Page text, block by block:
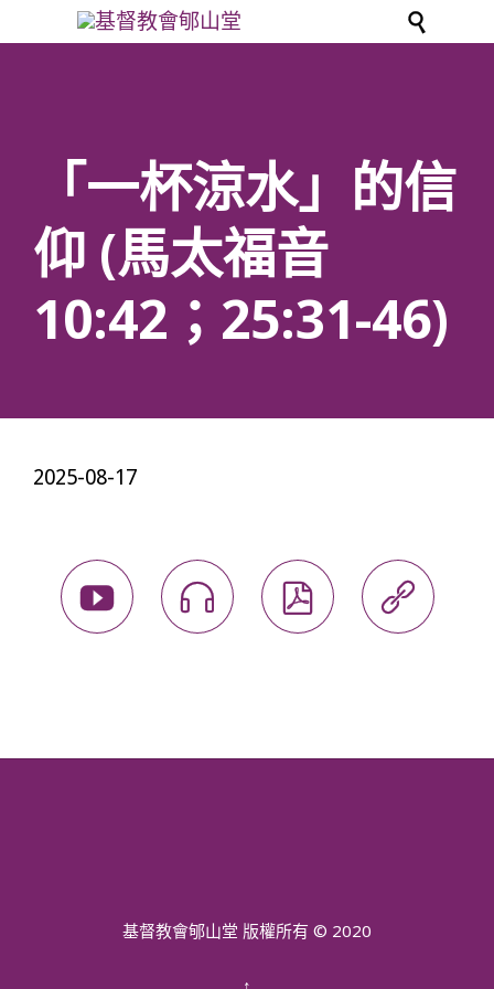

「一杯涼水」的信
仰 (馬太福音
10:42；25:31-46)
2025-08-17
   
基督教會郇山堂 版權所有 © 2020
↑